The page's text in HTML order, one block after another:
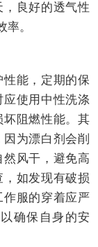
良好的透气性
。
能，定期的保
使用中性洗涤
阻燃性能。其
为漂白剂会削
风干，避免高
如发现有破损
服的穿着应严
确保自身的安